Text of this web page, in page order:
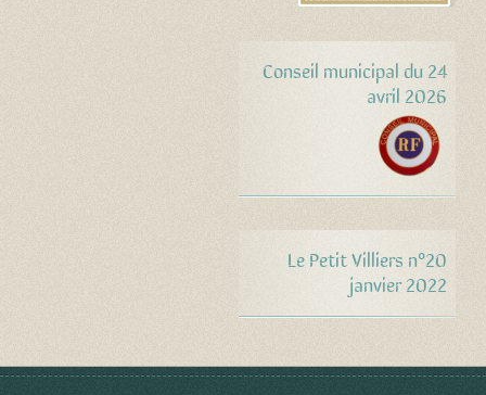
Conseil municipal du 24
avril 2026
Le Petit Villiers n°20
janvier 2022